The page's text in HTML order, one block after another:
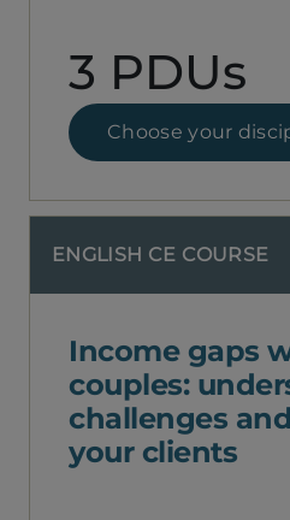
3 PDUs
Choose your
ENGLISH CE COURSE
Income gaps
couples:
challenges
your clients